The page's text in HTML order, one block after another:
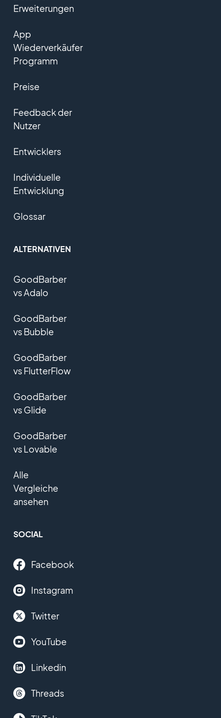
Erweiterungen
App
Wiederverkäufer
Programm
Preise
Feedback der
Nutzer
Entwicklers
Individuelle
Entwicklung
Glossar
ALTERNATIVEN
GoodBarber
vs Adalo
GoodBarber
vs Bubble
GoodBarber
vs FlutterFlow
GoodBarber
vs Glide
GoodBarber
vs Lovable
Alle
Vergleiche
ansehen
SOCIAL
Facebook
Instagram
Twitter
YouTube
Linkedin
Threads